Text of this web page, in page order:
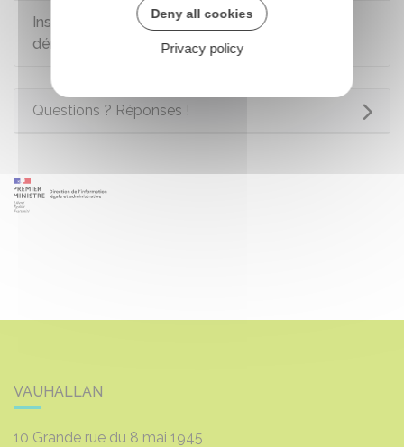
Inscription sur la liste électorale : en cas de
déménagement
Questions ? Réponses !
VAUHALLAN
10 Grande rue du 8 mai 1945
Deny all cookies
Privacy policy